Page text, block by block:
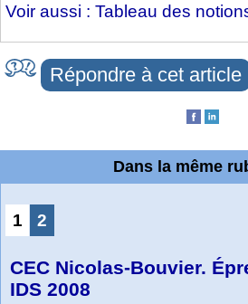
Voir aussi : Tableau des
Répondre à cet article
Dans la même
1 2
CEC Nicolas-Bouvier.
IDS 2008